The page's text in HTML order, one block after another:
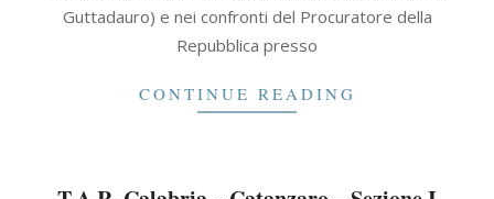
Guttadauro) e nei confronti del Procuratore della
Repubblica presso
CONTINUE READING